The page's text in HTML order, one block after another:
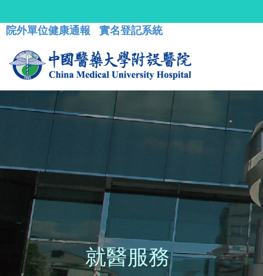
院外單位健康通報 實名登記系統
就醫服務